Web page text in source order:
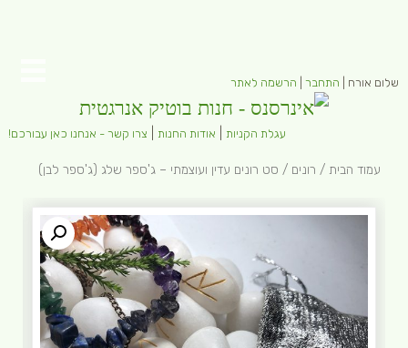
שלום אורח | התחבר הרשמה לאתר
עגלת הקניות אודות החנות צרו קשר - אנחנו כאן עבורכם!
עמוד הבית / רונים / סט רונים עדין ועוצמתי – ג'ספר שלג (ג'ספר לבן)